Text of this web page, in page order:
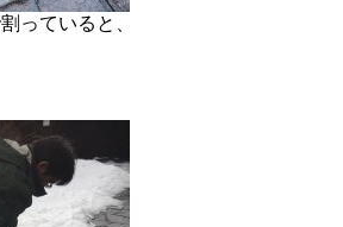
っていると、